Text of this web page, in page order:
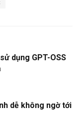
dụng GPT-OSS
dễ không ngờ tới